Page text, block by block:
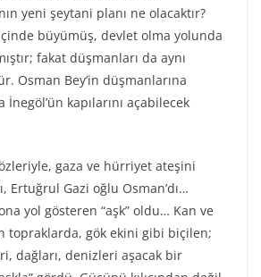
yeni şeytani planı ne olacaktır?
büyümüş, devlet olma yolunda
fakat düşmanları da aynı
Osman Bey’in düşmanlarına
kapılarını açabilecek
gaza ve hürriyet ateşini
Ertuğrul Gazi oğlu Osman’dı…
yol gösteren “aşk” oldu… Kan ve
topraklarda, gök ekini gibi biçilen;
dağları, denizleri aşacak bir